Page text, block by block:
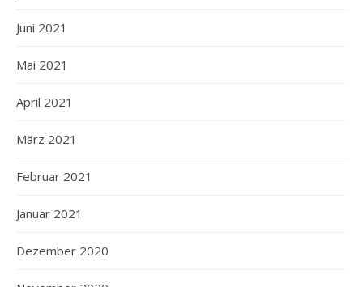
Juni 2021
Mai 2021
April 2021
März 2021
Februar 2021
Januar 2021
Dezember 2020